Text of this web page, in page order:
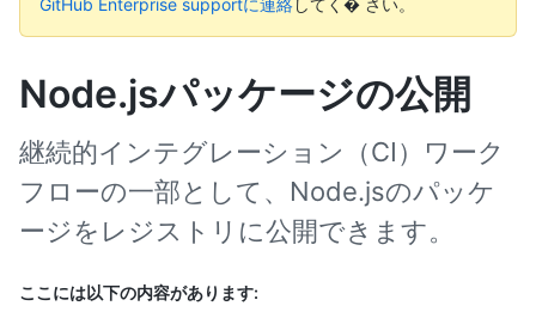
GitHub Enterprise supportに連絡してく� さい。
Node.jsパッケージの公開
ここには以下の内容があります:
継続的インテグレーション（CI）ワーク
フローの一部として、Node.jsのパッケ
ージをレジストリに公開できます。